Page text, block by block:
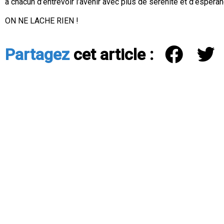
ON NE LACHE RIEN !
Partagezcet article :